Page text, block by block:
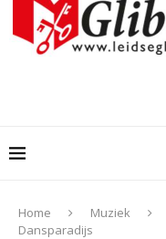
Home Muziek
Dansparadijs